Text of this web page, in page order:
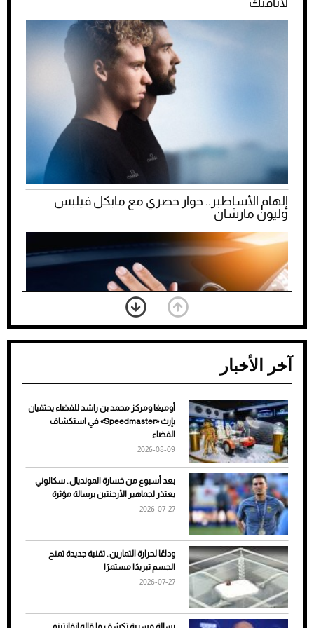
إلهام الأساطير.. حوار حصري مع مايكل فيلبس
وليون مارشان
ضعف تبريد مكيف السيارة عند الوقوف.. أشهر
الأسباب والحلول
7 نصائح لاختيار لون البنطلون المناسب للقميص
آخر الأخبار
أوميغا ومركز محمد بن راشد للفضاء يحتفيان
بإرث «Speedmaster» في استكشاف
الفضاء
2026-08-09
بعد أسبوع من خسارة المونديال.. سكالوني
يعتذر لجماهير الأرجنتين برسالة مؤثرة
2026-07-27
وداعًا لحرارة التمارين.. تقنية جديدة تمنح
الجسم تبريدًا مستمرًا
2026-07-27